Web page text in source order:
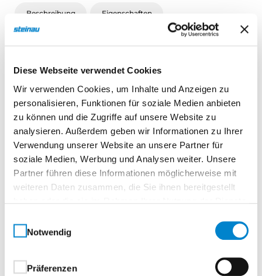
Diese Webseite verwendet Cookies
Wir verwenden Cookies, um Inhalte und Anzeigen zu
personalisieren, Funktionen für soziale Medien anbieten
zu können und die Zugriffe auf unsere Website zu
analysieren. Außerdem geben wir Informationen zu Ihrer
Verwendung unserer Website an unsere Partner für
soziale Medien, Werbung und Analysen weiter. Unsere
Partner führen diese Informationen möglicherweise mit
weiteren Daten zusammen, die Sie ihnen bereitgestellt
Notwendig
Präferenzen
Beschreibung Eigenschaften
Beschreibung
2-flügelige NTS Plus
Haustüren – ideal für breite
Durchgänge
Genießen Sie extra viel Durchgangsbreite – perfekt
mehr Platz braucht. Unsere 2-flügeligen NTS Plus
Haustüren überzeugen durch einen eleganten,
flächenbündigen Übergang zwischen Gehflügel und
Standflügel.